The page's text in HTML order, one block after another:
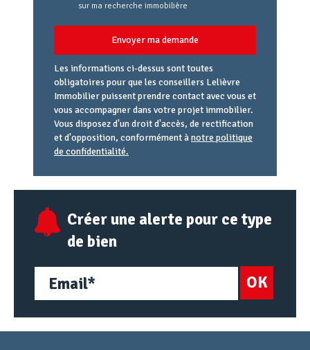
sur ma recherche immobilière
Envoyer ma demande
Les informations ci-dessus sont toutes
obligatoires pour que les conseillers Lelièvre
Immobilier puissent prendre contact avec vous et
vous accompagner dans votre projet immobilier.
Vous disposez d'un droit d'accès, de rectification
et d'opposition, conformément ànotre politique
de confidentialité.
email
URL
Créer une alerte pour ce type
de bien
OK